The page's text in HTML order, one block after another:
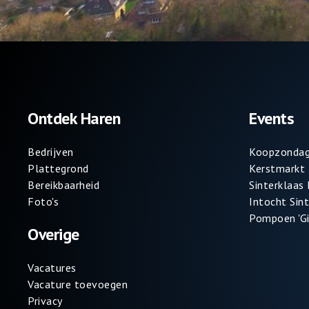
Ontdek Haren
Bedrijven
Plattegrond
Bereikbaarheid
Foto's
Overige
Vacatures
Vacature toevoegen
Privacy
Events
Kerstmarkt
Sinterklaas
Intocht
Pompoen